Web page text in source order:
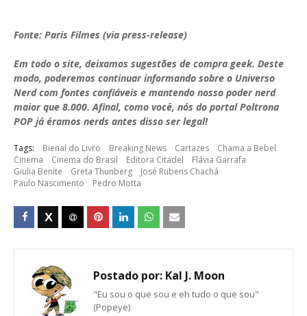
Fonte: Paris Filmes (via press-release)
Em todo o site, deixamos sugestões de compra geek. Deste
modo, poderemos continuar informando sobre o Universo
Nerd com fontes confiáveis e mantendo nosso poder nerd
maior que 8.000. Afinal, como você, nós do portal Poltrona
POP já éramos nerds antes disso ser legal!
Tags: Bienal do Livro Breaking News Cartazes
Chama a Bebel
Cinema
Cinema do Brasil Editora Citadel
Flávia Garrafa
Giulia Benite
Greta Thunberg
José Rubens Chachá
Paulo Nascimento
Pedro Motta
Postado por: Kal J. Moon
"Eu sou o que sou e eh tudo o que sou"
(Popeye)